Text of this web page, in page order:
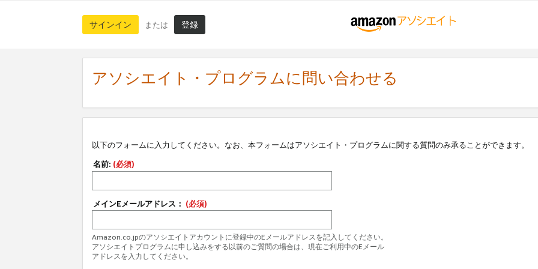
サインイン または 登録
アソシエイト・プログラムに問い合わせる
以下のフォームに入力してください。なお、本フォームはアソシエイト・プログラムに関する質問のみ承ることができます。
名前: (必須)
メインEメールアドレス： (必須)
Amazon.co.jpのアソシエイトアカウントに登録中のEメールアドレスを記入してください。
アソシエイトプログラムに申し込みをする以前のご質問の場合は、現在ご利用中のEメール
アドレスを入力してください。